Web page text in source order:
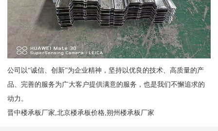
公司以“诚信、创新”为企业精神，坚持以优良的技术、高质量的产
品、完善的服务为广大客户提供满意的服务，也是我们不懈追求的
动力。
晋中楼承板厂家,北京楼承板价格,朔州楼承板厂家